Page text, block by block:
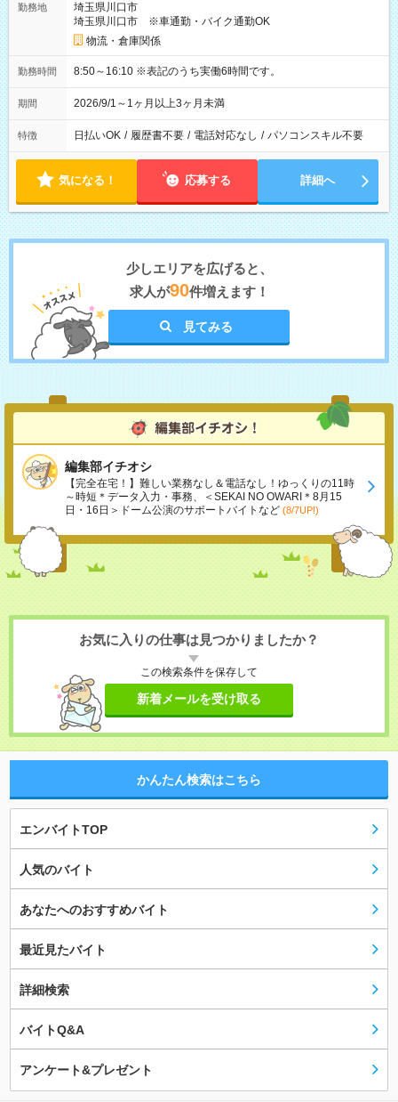
勤務地
埼玉県川口市
埼玉県川口市 ※車通勤・バイク通勤OK
物流・倉庫関係
勤務時間 8:50～16:10 ※表記のうち実働6時間です。
期間 2026/9/1～1ヶ月以上3ヶ月未満
特徴 日払いOK / 履歴書不要 / 電話対応なし / パソコンスキル不要
気になる！ 応募する 詳細へ
少しエリアを広げると、
求人が90件増えます！
見てみる
編集部イチオシ
【完全在宅！】難しい業務なし＆電話なし！ゆっくりの11時
～時短＊データ入力・事務、＜SEKAI NO OWARI＊8月15
日・16日＞ドーム公演のサポートバイトなど (8/7UP!)
お気に入りの仕事は見つかりましたか？
この検索条件を保存して
新着メールを受け取る
かんたん検索はこちら
エンバイトTOP
人気のバイト
あなたへのおすすめバイト
最近見たバイト
詳細検索
バイトQ&A
アンケート&プレゼント